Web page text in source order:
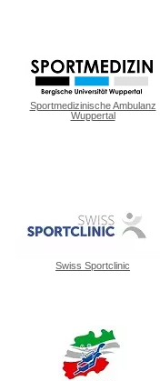
Sportmedizinische Ambulanz
Wuppertal
Swiss Sportclinic